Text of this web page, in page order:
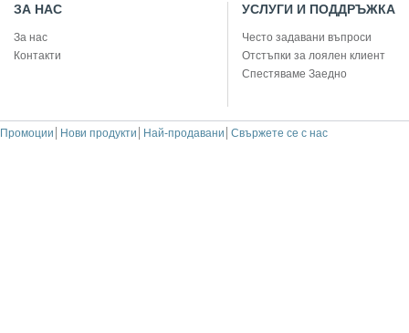
ЗА НАС
За нас
Контакти
УСЛУГИ И ПОДДРЪЖКА
Често задавани въпроси
Отстъпки за лоялен клиент
Спестяваме Заедно
Промоции Нови продукти Най-продавани Свържете се с нас